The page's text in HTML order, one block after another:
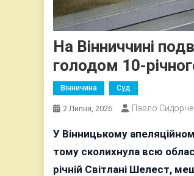
На Вінниччині
голодом 10-
Вінничина Суд
2 Липня, 2026 Павло
У Вінницькому
тому сколихнула всю
річній Світлані Шелест,